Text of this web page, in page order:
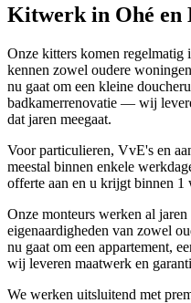
Kitwerk in Ohé en
Onze kitters komen
kennen zowel oudere
nu gaat om een kleine
badkamerrenovatie — wij
dat jaren meegaat.
Voor particulieren, VvE's en
meestal binnen enkele
offerte aan en u krijgt binnen 1
Onze monteurs werken al
eigenaardigheden van zowel
nu gaat om een appartement,
wij leveren maatwerk en
We werken uitsluitend met